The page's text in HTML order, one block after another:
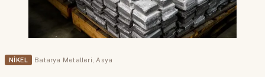
NIKEL Batarya Metalleri Asya